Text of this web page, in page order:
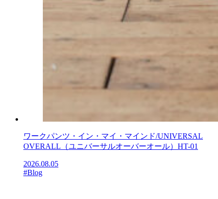
ワークパンツ・イン・マイ・マインド/UNIVERSAL
OVERALL（ユニバーサルオーバーオール）HT-01
2026.08.05
#Blog